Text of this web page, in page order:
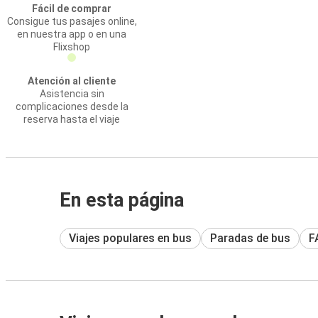
Fácil de comprar
Consigue tus pasajes online,
en nuestra app o en una
Flixshop
Atención al cliente
Asistencia sin
complicaciones desde la
reserva hasta el viaje
En esta página
Viajes populares en bus Paradas de bus